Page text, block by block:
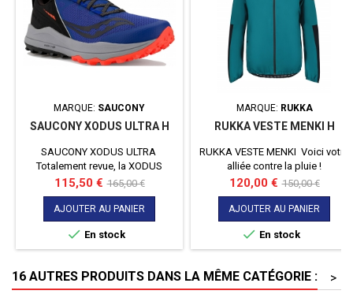
MARQUE: SAUCONY
SAUCONY XODUS ULTRA H
SAUCONY XODUS ULTRA
Totalement revue, la XODUS
ULTRA saura vous accompagner
toute en sécurité sur vos
sessions de trail !
Prix
115,50 € Prix
de
base
165,00 €
AJOUTER AU PANIER
 En stock
MARQUE: RUKKA
RUKKA VESTE MENKI H
RUKKA VESTE MENKI Voici votre
alliée contre la pluie !
Imperméabilité et étanchéité voici
ce qui caractérise cette veste !
Prix
120,00 € Prix
de
base
150,00 €
AJOUTER AU PANIER
 En stock
16 AUTRES PRODUITS DANS LA MÊME CATÉGORIE :
>